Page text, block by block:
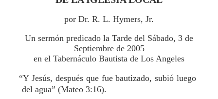
por Dr. R. L. Hymers, Jr.
Un sermón predicado la Tarde del Sábado, 3 de
Septiembre de 2005
en el Tabernáculo Bautista de Los Angeles
“Y Jesús, después que fue bautizado, subió luego
del agua” (Mateo 3:16).